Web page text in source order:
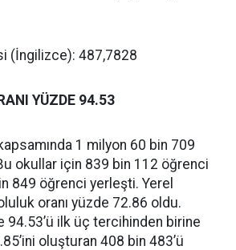
(İngilizce): 487,7828
YÜZDE 94.53
1 milyon 60 bin 709
okullar için 839 bin 112 öğrenci
849 öğrenci yerleşti. Yerel
oranı yüzde 72.86 oldu.
94.53’ü ilk üç tercihinden birine
oluşturan 408 bin 483’ü